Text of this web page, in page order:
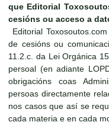
que Editorial
cesións ou acceso a
Editorial
de cesións ou
11.2.c. da Lei Orgánica
persoal (en adiante
obrigacións coas
persoas directamente
nos casos que así se
cada materia e en cada